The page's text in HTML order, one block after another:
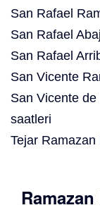
San Rafael
San Rafael
San Rafael
San Vicente
San Vicente
saatleri
Tejar Ramazan
Ramazan